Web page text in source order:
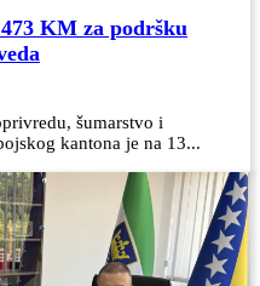
KM za podršku
šumarstvo i
kantona je na 13...